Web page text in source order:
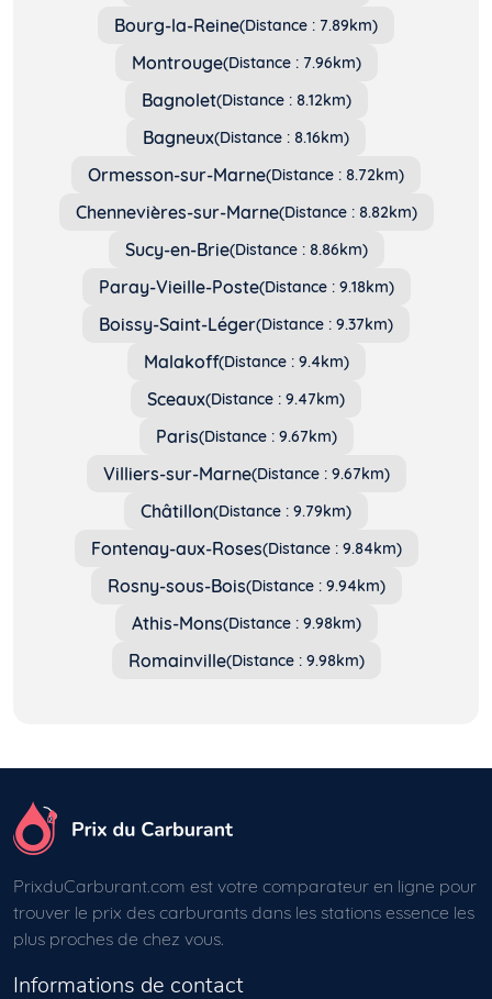
Bourg-la-Reine(Distance : 7.89km)
Montrouge(Distance : 7.96km)
Bagnolet(Distance : 8.12km)
Bagneux(Distance : 8.16km)
Ormesson-sur-Marne(Distance : 8.72km)
Chennevières-sur-Marne(Distance : 8.82km)
Sucy-en-Brie(Distance : 8.86km)
Paray-Vieille-Poste(Distance : 9.18km)
Boissy-Saint-Léger(Distance : 9.37km)
Malakoff(Distance : 9.4km)
Sceaux(Distance : 9.47km)
Paris(Distance : 9.67km)
Villiers-sur-Marne(Distance : 9.67km)
Châtillon(Distance : 9.79km)
Fontenay-aux-Roses(Distance : 9.84km)
Rosny-sous-Bois(Distance : 9.94km)
Athis-Mons(Distance : 9.98km)
Romainville(Distance : 9.98km)
PrixduCarburant.com est votre comparateur en ligne pour
trouver le prix des carburants dans les stations essence les
plus proches de chez vous.
Informations de contact